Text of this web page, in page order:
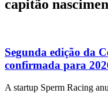
capitão
Segunda edição da
confirmada para
A startup Sperm Racing